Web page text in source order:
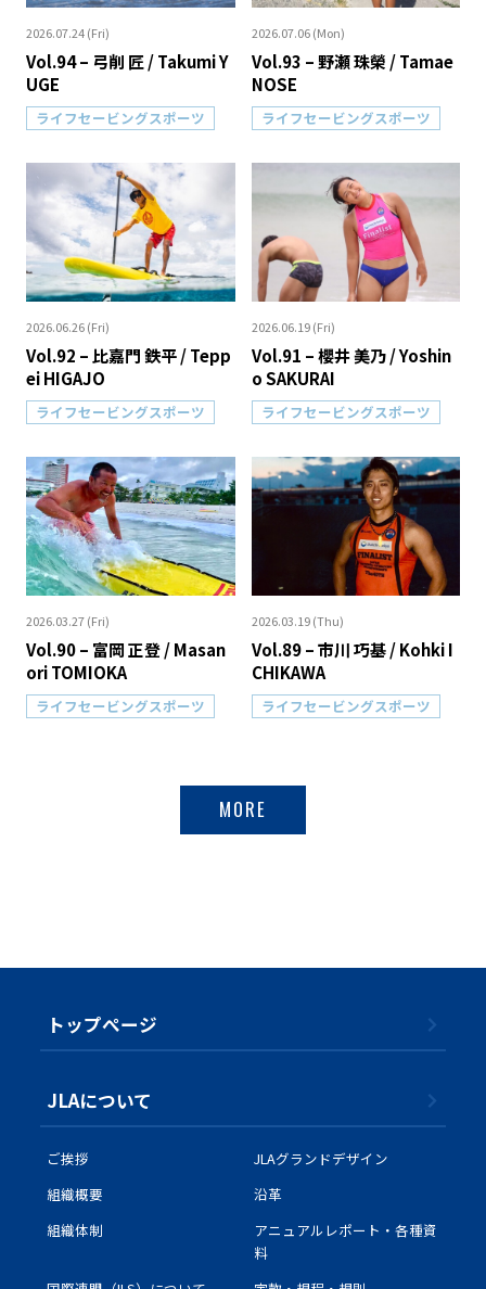
2026.07.24 (Fri)
Vol.94 – 弓削 匠 / Takumi Y
UGE
ライフセービングスポーツ
2026.07.06 (Mon)
Vol.93 – 野瀬 珠榮 / Tamae
NOSE
ライフセービングスポーツ
2026.06.26 (Fri)
Vol.92 – 比嘉門 鉄平 / Tepp
ei HIGAJO
ライフセービングスポーツ
2026.06.19 (Fri)
Vol.91 – 櫻井 美乃 / Yoshin
o SAKURAI
ライフセービングスポーツ
2026.03.27 (Fri)
Vol.90 – 富岡 正登 / Masan
ori TOMIOKA
ライフセービングスポーツ
2026.03.19 (Thu)
Vol.89 – 市川 巧基 / Kohki I
CHIKAWA
ライフセービングスポーツ
MORE
トップぺージ
JLAについて
ご挨拶
JLAグランドデザイン
組織概要
沿革
組織体制
アニュアルレポート・各種資
料